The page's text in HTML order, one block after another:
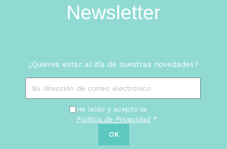
Newsletter
¿Quieres estar al día de nuestras novedades?
He leído y acepto la
Política de Privacidad *